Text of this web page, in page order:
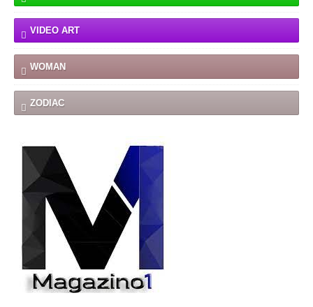
VIDEO ART
WOMAN
ZODIAC